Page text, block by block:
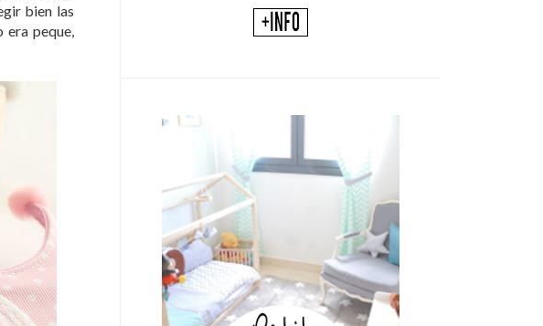
bien las
era peque,